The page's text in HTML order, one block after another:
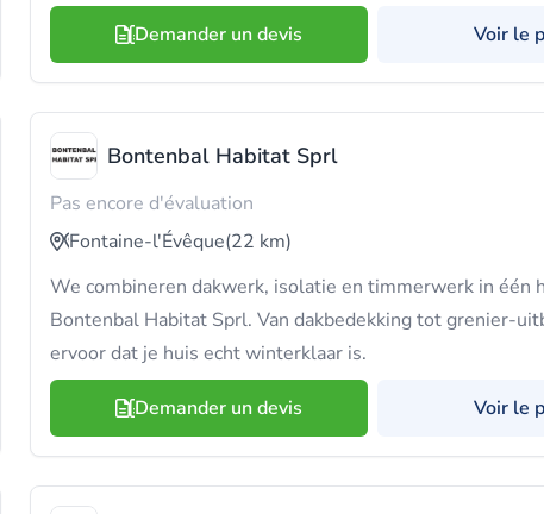
Demander un devis Voir le
Bontenbal Habitat Sprl
Pas encore d'évaluation
Fontaine-l'Évêque(22 km)
We combineren dakwerk, isolatie en timmerwerk in één
Bontenbal Habitat Sprl. Van dakbedekking tot grenier-
ervoor dat je huis echt winterklaar is.
Demander un devis Voir le